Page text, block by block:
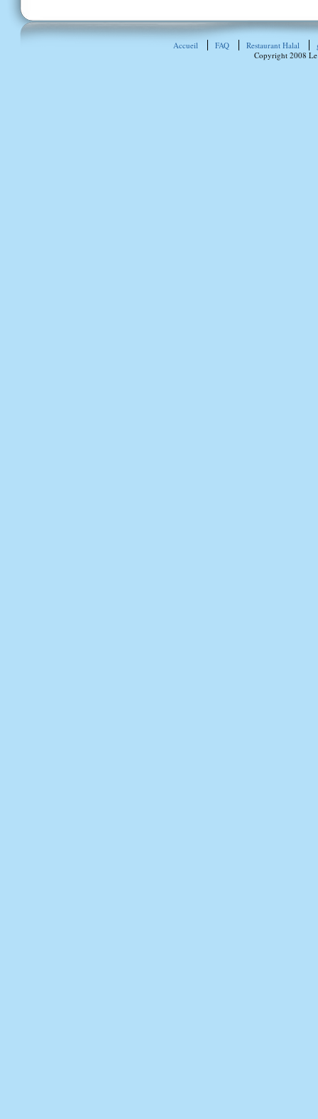
Accueil FAQ Restaurant Halal
Copyright 2008